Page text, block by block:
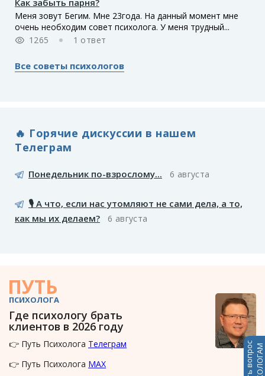
Как забыть парня?
Меня зовут Бегим. Мне 23года. На данный момент мне
очень необходим совет психолога. У меня трудный...
1265
1 ответ
Все советы психологов
🔥 Горячие дискуссии в нашем
Телеграм
Понедельник по-взрослому... 6 августа
🎙️ А что, если нас утомляют не сами дела, а то,
как мы их делаем?
6 августа
ПУТЬ
ПСИХОЛОГА
Где психологу брать
клиентов в 2026 году
👉 Путь Психолога Телеграм
👉 Путь Психолога MAX